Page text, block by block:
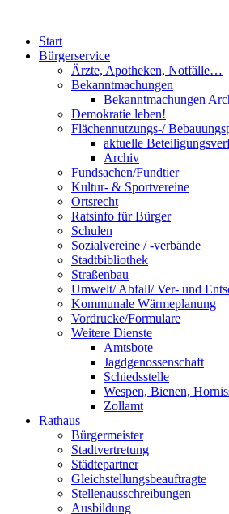
Start
Bürgerservice
Ärzte, Apotheken, Notfälle…
Bekanntmachungen
Bekanntmachungen
Demokratie leben!
Flächennutzungs-/
aktuelle
Archiv
Fundsachen/Fundtier
Kultur- & Sportvereine
Ortsrecht
Ratsinfo für Bürger
Schulen
Sozialvereine / -verbände
Stadtbibliothek
Straßenbau
Umwelt/ Abfall/ Ver- und
Kommunale Wärmeplanung
Vordrucke/Formulare
Weitere Dienste
Amtsbote
Jagdgenossenschaft
Schiedsstelle
Wespen, Bienen,
Zollamt
Rathaus
Bürgermeister
Stadtvertretung
Städtepartner
Gleichstellungsbeauftragte
Stellenausschreibungen
Ausbildung